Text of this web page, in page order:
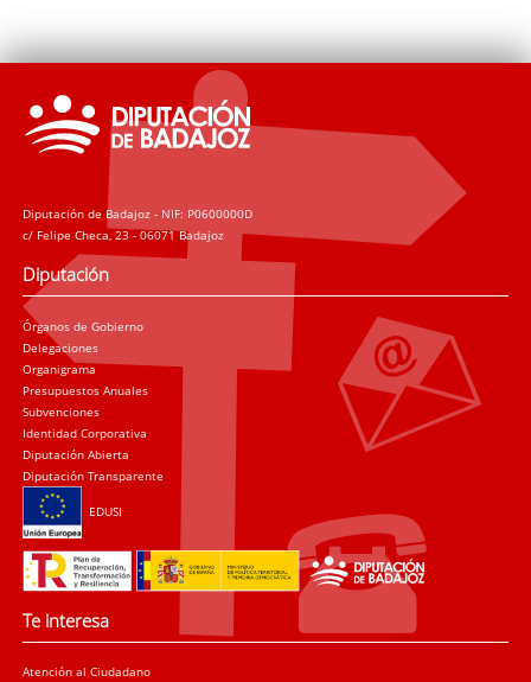
Diputación de Badajoz - NIF: P0600000D
c/ Felipe Checa, 23 - 06071 Badajoz
Diputación
Órganos de Gobierno
Delegaciones
Organigrama
Presupuestos Anuales
Subvenciones
Identidad Corporativa
Diputación Abierta
Diputación Transparente
EDUSI
Te interesa
Atención al Ciudadano